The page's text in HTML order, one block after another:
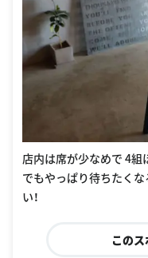
店内は席が少なめで 4組
でもやっぱり待ちたく
い！
この